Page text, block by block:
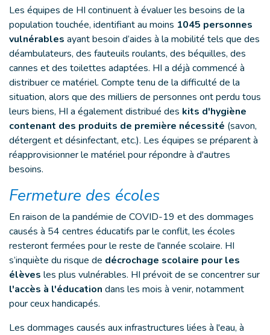
Les équipes de HI continuent à évaluer les besoins de la
population touchée, identifiant au moins 1045 personnes
vulnérables ayant besoin d’aides à la mobilité tels que des
déambulateurs, des fauteuils roulants, des béquilles, des
cannes et des toilettes adaptées. HI a déjà commencé à
distribuer ce matériel. Compte tenu de la difficulté de la
situation, alors que des milliers de personnes ont perdu tous
leurs biens, HI a également distribué des kits d'hygiène
contenant des produits de première nécessité (savon,
détergent et désinfectant, etc.). Les équipes se préparent à
réapprovisionner le matériel pour répondre à d'autres
besoins.
Fermeture des écoles
En raison de la pandémie de COVID-19 et des dommages
causés à 54 centres éducatifs par le conflit, les écoles
resteront fermées pour le reste de l'année scolaire. HI
s’inquiète du risque de décrochage scolaire pour les
élèves les plus vulnérables. HI prévoit de se concentrer sur
l'accès à l'éducation dans les mois à venir, notamment
pour ceux handicapés.
Les dommages causés aux infrastructures liées à l'eau, à